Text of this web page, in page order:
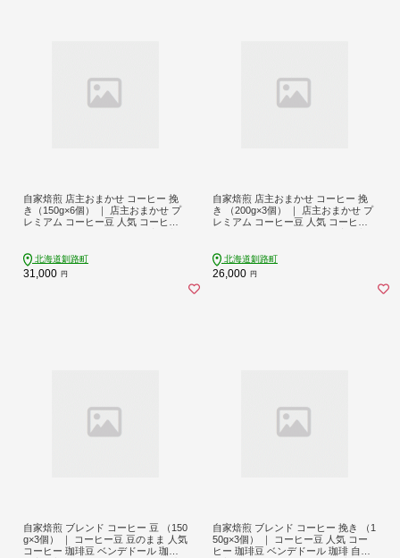
自家焙煎 店主おまかせ コーヒー 挽
き（150g×6個） ｜ 店主おまかせ プ
レミアム コーヒー豆 人気 コーヒー
北海道釧路町
31,000 円
自家焙煎 店主おまかせ コーヒー 挽
き （200g×3個） ｜ 店主おまかせ プ
レミアム コーヒー豆 人気 コーヒー
北海道釧路町
26,000 円
自家焙煎 ブレンド コーヒー 豆 （150
g×3個） ｜ コーヒー豆 豆のまま 人気
コーヒー 珈琲豆 ベンデドール 珈琲
自家焙煎 ブレンド コーヒー 挽き （1
50g×3個） ｜ コーヒー豆 人気 コー
ヒー 珈琲豆 ベンデドール 珈琲 自家